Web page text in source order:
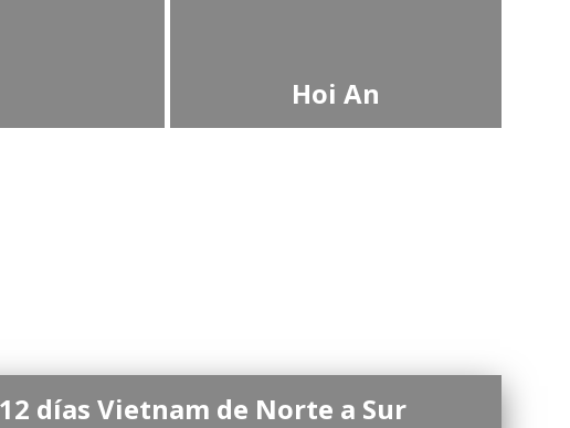
Hoi An
días Vietnam de Norte a Sur